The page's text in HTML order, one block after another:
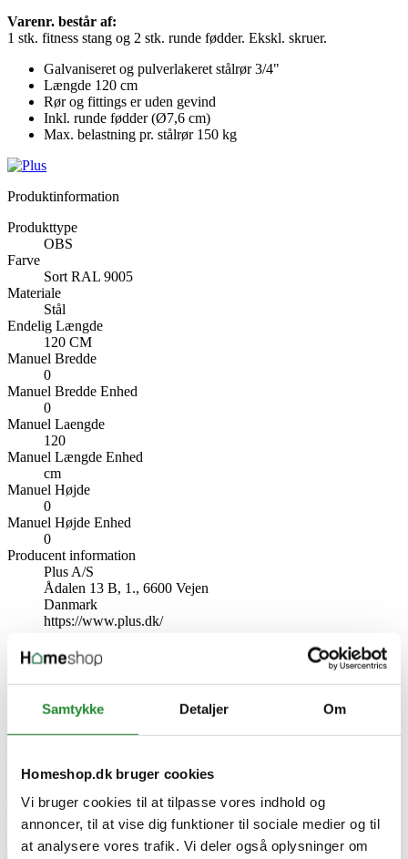
Samtykke Detaljer Om
Homeshop.dk bruger cookies
Vi bruger cookies til at tilpasse vores indhold og
annoncer, til at vise dig funktioner til sociale medier og til
at analysere vores trafik. Vi deler også oplysninger om
Varenr. består af:
1 stk. fitness stang og 2 stk. runde fødder. Ekskl. skruer.
Galvaniseret og pulverlakeret stålrør 3/4"
Længde 120 cm
Rør og fittings er uden gevind
Inkl. runde fødder (Ø7,6 cm)
Max. belastning pr. stålrør 150 kg
Produktinformation
Produkttype
OBS
Farve
Sort RAL 9005
Materiale
Stål
Endelig Længde
120 CM
Manuel Bredde
0
Manuel Bredde Enhed
0
Manuel Laengde
120
Manuel Længde Enhed
cm
Manuel Højde
0
Manuel Højde Enhed
0
Producent information
Plus A/S
Ådalen 13 B, 1., 6600 Vejen
Danmark
https://www.plus.dk/
Specifikke referencer
Lev. varenr.
5703393710598
Skriv produktanmeldelse
Ingen kundeanmeldelser for øjeblikket